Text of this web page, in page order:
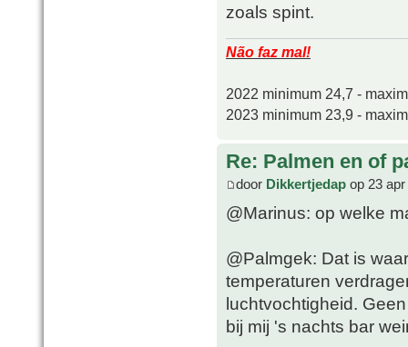
zoals spint.
Não faz mal!
2022 minimum 24,7 -
2023 minimum 23,9 -
Re: Palmen en of
door Dikkertjedap op 23
@Marinus: op welke
@Palmgek: Dat is
temperaturen
luchtvochtigheid.
bij mij 's nachts bar